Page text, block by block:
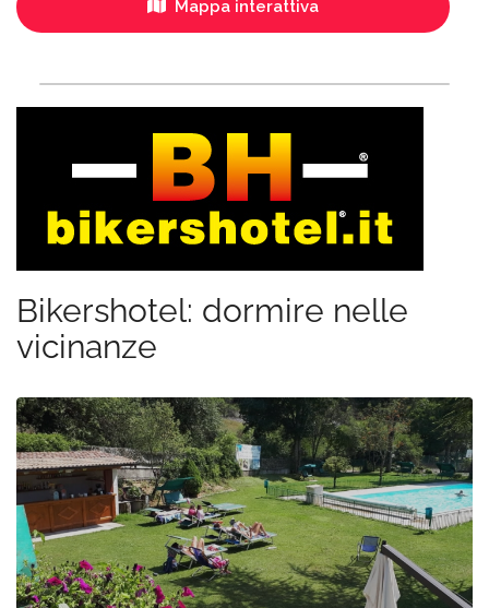
Mappa interattiva
Bikershotel: dormire nelle
vicinanze